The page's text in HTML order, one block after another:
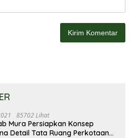
85702 Lihat
Mura Persiapkan Konsep
Detail Tata Ruang Perkotaan